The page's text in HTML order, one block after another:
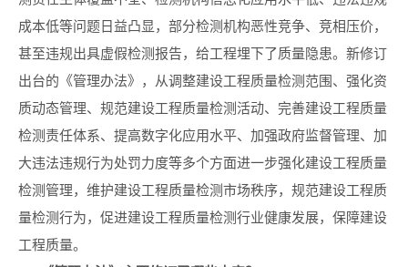
成本低等问题日益凸显，部分检测机构恶性竞争、竞相压价，
甚至违规出具虚假检测报告，给工程埋下了质量隐患。新修订
出台的《管理办法》，从调整建设工程质量检测范围、强化资
质动态管理、规范建设工程质量检测活动、完善建设工程质量
检测责任体系、提高数字化应用水平、加强政府监督管理、加
大违法违规行为处罚力度等多个方面进一步强化建设工程质量
检测管理，维护建设工程质量检测市场秩序，规范建设工程质
量检测行为，促进建设工程质量检测行业健康发展，保障建设
工程质量。